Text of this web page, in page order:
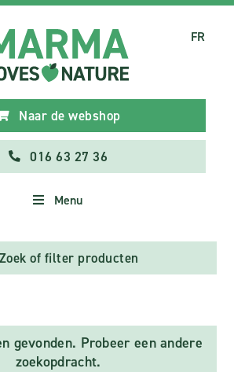
Naar de webshop
016 63 27 36
Menu
FR
Zoek of filter producten
gevonden. Probeer een andere
zoekopdracht.